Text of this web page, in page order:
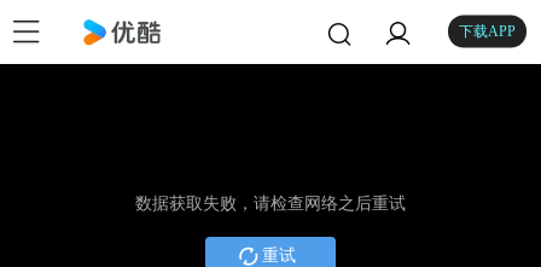
下载APP
数据获取失败，请检查网络之后重试
重试